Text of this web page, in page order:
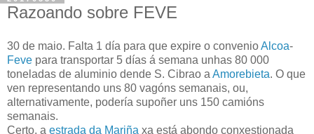
Razoando sobre FEVE
30 de maio. Falta 1 día para que expire o convenioAlcoa-
Feve para transportar 5 días á semana unhas 80 000
toneladas de aluminio dende S. Cibrao a Amorebieta. O que
ven representando uns 80 vagóns semanais, ou,
alternativamente, podería supoñer uns 150 camións
semanais.
Certo, a estrada da Mariña xa está abondo conxestionada